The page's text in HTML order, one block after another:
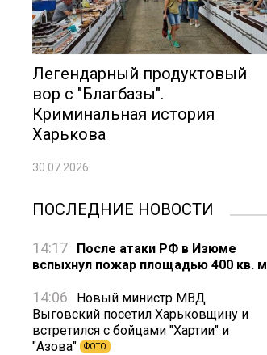
Легендарный продуктовый
вор с "Благбазы".
Криминальная история
Харькова
30.07.2026
ПОСЛЕДНИЕ НОВОСТИ
14:17
После атаки РФ в Изюме
вспыхнул пожар площадью 400 кв. м
14:06
Новый министр МВД
Выговский посетил Харьковщину и
встретился с бойцами "Хартии" и
"Азова"
ФОТО